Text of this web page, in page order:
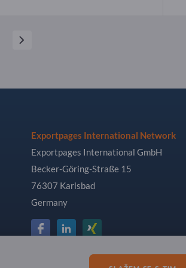
Exportpages International Network
Exportpages International GmbH
Becker-Göring-Straße 15
76307 Karlsbad
Germany